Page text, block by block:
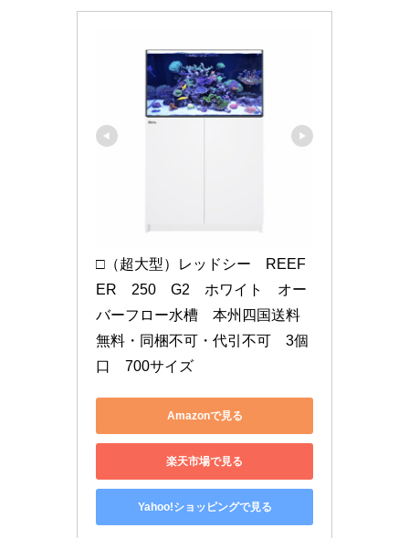
□（超大型）レッドシー　REEF
ER　250　G2　ホワイト　オー
バーフロー水槽　本州四国送料
無料・同梱不可・代引不可　3個
口　700サイズ
Amazonで見る
楽天市場で見る
Yahoo!ショッピングで見る